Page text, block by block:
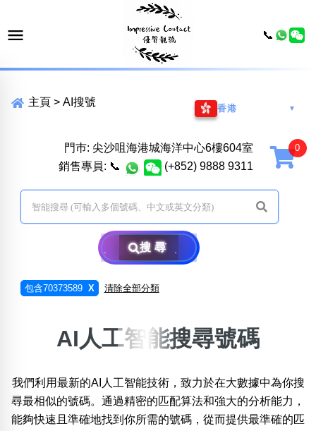
主頁 > AI搜號
香港 ▼
門巿: 尖沙咀海港城海洋中心6樓604室
銷售專員: 📞 (+852) 9888 9311
搜尋
包含70373589 X 清除全部分類
位置:
一 二 三 四 五 六 七 八
AI人工智能搜尋號碼
我們利用最新的AI人工智能技術，致力於在大數據中為你搜
尋最相似的號碼。通過精密的匹配算法和強大的分析能力，
能夠快速且準確地找到你所需的號碼，從而提供最準確的匹
📞